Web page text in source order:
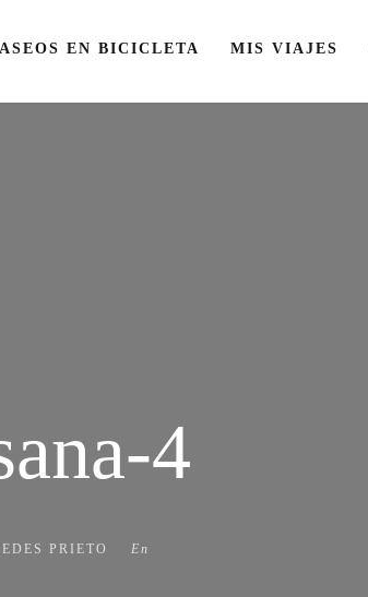
EN BICICLETA MIS VIAJES
4
PRIETO En